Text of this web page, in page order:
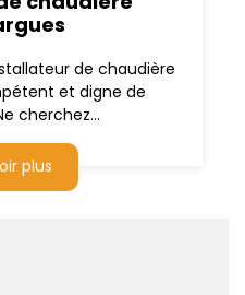
de chaudière
et digne de
cherchez...
plus